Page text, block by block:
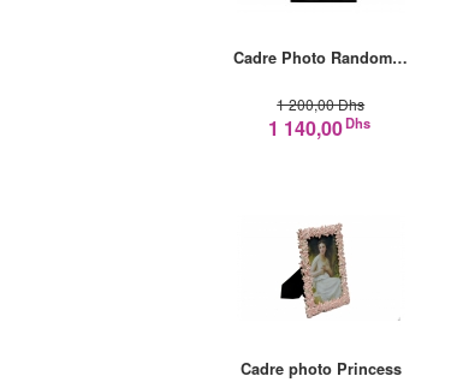
Cadre Photo Random…
1 200,00 Dhs
1 140,00Dhs
Cadre photo Princess